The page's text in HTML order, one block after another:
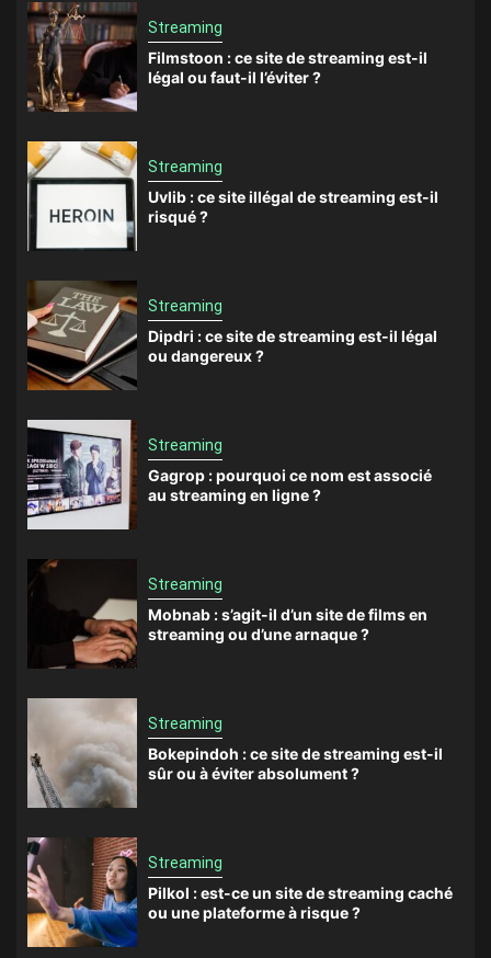
Streaming
Filmstoon : ce site de streaming est-il
légal ou faut-il l’éviter ?
Streaming
Uvlib : ce site illégal de streaming est-il
risqué ?
Streaming
Dipdri : ce site de streaming est-il légal
ou dangereux ?
Streaming
Gagrop : pourquoi ce nom est associé
au streaming en ligne ?
Streaming
Mobnab : s’agit-il d’un site de films en
streaming ou d’une arnaque ?
Streaming
Bokepindoh : ce site de streaming est-il
sûr ou à éviter absolument ?
Streaming
Pilkol : est-ce un site de streaming caché
ou une plateforme à risque ?